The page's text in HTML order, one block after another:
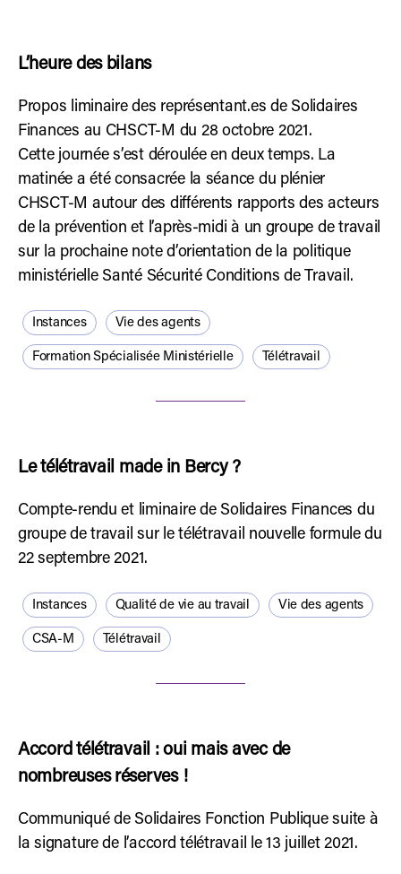
L’heure des bilans
Propos liminaire des représentant.es de Solidaires
Finances au CHSCT-M du 28 octobre 2021.
Cette journée s’est déroulée en deux temps. La
matinée a été consacrée la séance du plénier
CHSCT-M autour des différents rapports des acteurs
de la prévention et l’après-midi à un groupe de travail
sur la prochaine note d’orientation de la politique
ministérielle Santé Sécurité Conditions de Travail.
Instances Vie des agents
Formation Spécialisée Ministérielle Télétravail
Le télétravail made in Bercy ?
Compte-rendu et liminaire de Solidaires Finances du
groupe de travail sur le télétravail nouvelle formule du
22 septembre 2021.
Instances Qualité de vie au travail Vie des agents
CSA-M Télétravail
Accord télétravail : oui mais avec de
nombreuses réserves !
Communiqué de Solidaires Fonction Publique suite à
la signature de l’accord télétravail le 13 juillet 2021.